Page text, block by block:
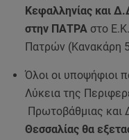
Κεφαλληνίας και
στην ΠΑΤΡΑ στο
Πατρών (Κανακάρη
Όλοι οι υποψήφιοι
Λύκεια της
Πρωτοβάθμιας και
Θεσσαλίας θα